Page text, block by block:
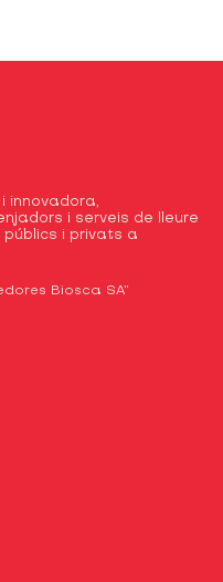
innovadora,
i serveis de lleure
i privats a
Biosca SA”